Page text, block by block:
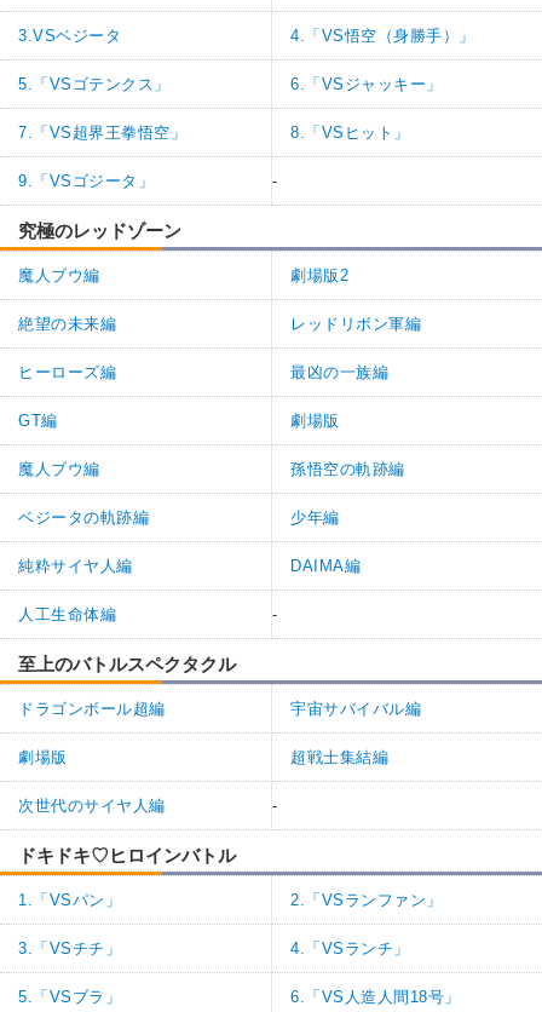
3.VSベジータ 4.「VS悟空（身勝手）」
5.「VSゴテンクス」 6.「VSジャッキー」
7.「VS超界王拳悟空」 8.「VSヒット」
9.「VSゴジータ」 -
究極のレッドゾーン
魔人ブウ編 劇場版2
絶望の未来編 レッドリボン軍編
ヒーローズ編 最凶の一族編
GT編 劇場版
魔人ブウ編 孫悟空の軌跡編
ベジータの軌跡編 少年編
純粋サイヤ人編 DAIMA編
人工生命体編 -
至上のバトルスペクタクル
ドラゴンボール超編 宇宙サバイバル編
劇場版 超戦士集結編
次世代のサイヤ人編 -
ドキドキ♡ヒロインバトル
1.「VSパン」 2.「VSランファン」
3.「VSチチ」 4.「VSランチ」
5.「VSブラ」 6.「VS人造人間18号」